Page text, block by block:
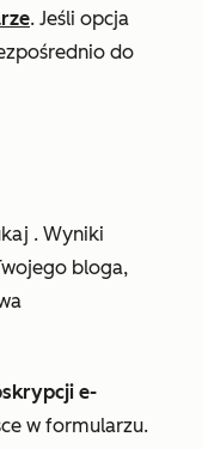
. Jeśli opcja
do
. Wyniki
bloga,
e-
w formularzu.